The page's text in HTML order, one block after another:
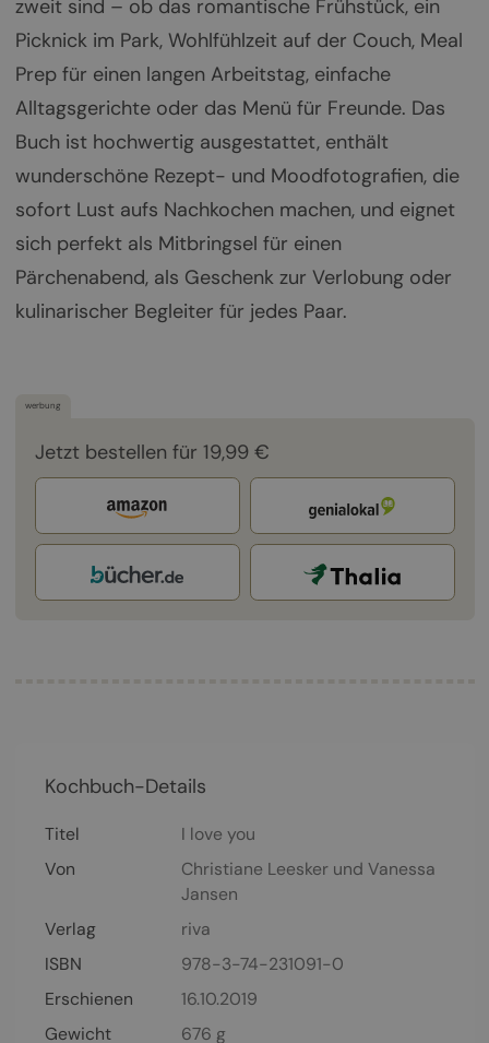
zweit sind – ob das romantische Frühstück, ein
Picknick im Park, Wohlfühlzeit auf der Couch, Meal
Prep für einen langen Arbeitstag, einfache
Alltagsgerichte oder das Menü für Freunde. Das
Buch ist hochwertig ausgestattet, enthält
wunderschöne Rezept- und Moodfotografien, die
sofort Lust aufs Nachkochen machen, und eignet
sich perfekt als Mitbringsel für einen
Pärchenabend, als Geschenk zur Verlobung oder
kulinarischer Begleiter für jedes Paar.
werbung
Jetzt bestellen für 19,99 €
Kochbuch-Details
Titel
I love you
Von
Christiane Leeskerund Vanessa
Jansen
Verlag
riva
ISBN
978-3-74-231091-0
Erschienen
16.10.2019
Gewicht
676 g